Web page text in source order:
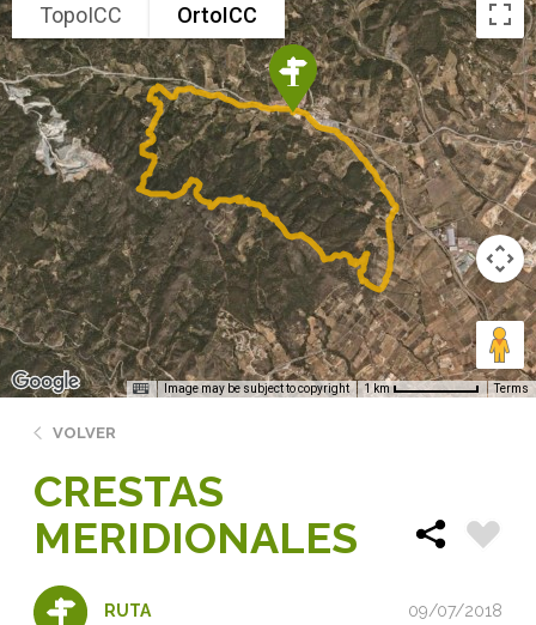
TopoICC OrtoICC
Image may be subject to copyright 1 km Terms
VOLVER
CRESTAS
MERIDIONALES
RUTA 09/07/2018